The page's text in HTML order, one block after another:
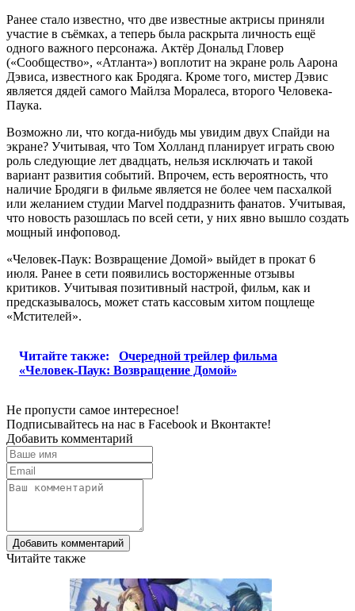
Ранее стало известно, что две известные актрисы приняли
участие в съёмках, а теперь была раскрыта личность ещё
одного важного персонажа. Актёр Дональд Гловер
(«Сообщество», «Атланта») воплотит на экране роль Аарона
Дэвиса, известного как Бродяга. Кроме того, мистер Дэвис
является дядей самого Майлза Моралеса, второго Человека-
Паука.
Возможно ли, что когда-нибудь мы увидим двух Спайди на
экране? Учитывая, что Том Холланд планирует играть свою
роль следующие лет двадцать, нельзя исключать и такой
вариант развития событий. Впрочем, есть вероятность, что
наличие Бродяги в фильме является не более чем пасхалкой
или желанием студии Marvel поддразнить фанатов. Учитывая,
что новость разошлась по всей сети, у них явно вышло создать
мощный инфоповод.
«Человек-Паук: Возвращение Домой» выйдет в прокат 6
июля. Ранее в сети появились восторженные отзывы
критиков. Учитывая позитивный настрой, фильм, как и
предсказывалось, может стать кассовым хитом пощлеще
«Мстителей».
Читайте также:
Очередной трейлер фильма
«Человек-Паук: Возвращение Домой»
Не пропусти самое интересное!
Подписывайтесь на нас в Facebook и Вконтакте!
Добавить комментарий
Добавить комментарий
Читайте также